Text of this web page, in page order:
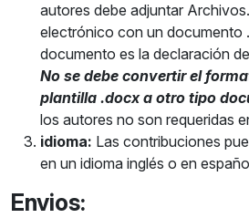
autores debe adjuntar
electrónico con un documento
documento es la declaración
No se debe convertir el
plantilla .docx a otro tipo
los autores no son requeridas
idioma: Las contribuciones
en un idioma inglés o en
Envios: